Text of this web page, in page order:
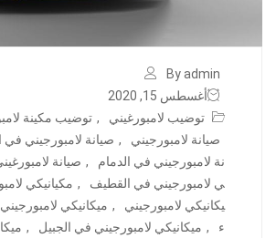
By admin
أغسطس 15, 2020
توضيب لامبورغيني
, توضيب مكينة
صيانة لامبورجيني
, صيانة لامبورجيني في
نة لامبورجيني في الدمام
, صيانة
ي لامبورجيني في القطيف
, مكيانيكي
يكانيكي لامبورجيني
, ميكانيكي
ء
, ميكانيكي لامبورجيني في الجبيل ,